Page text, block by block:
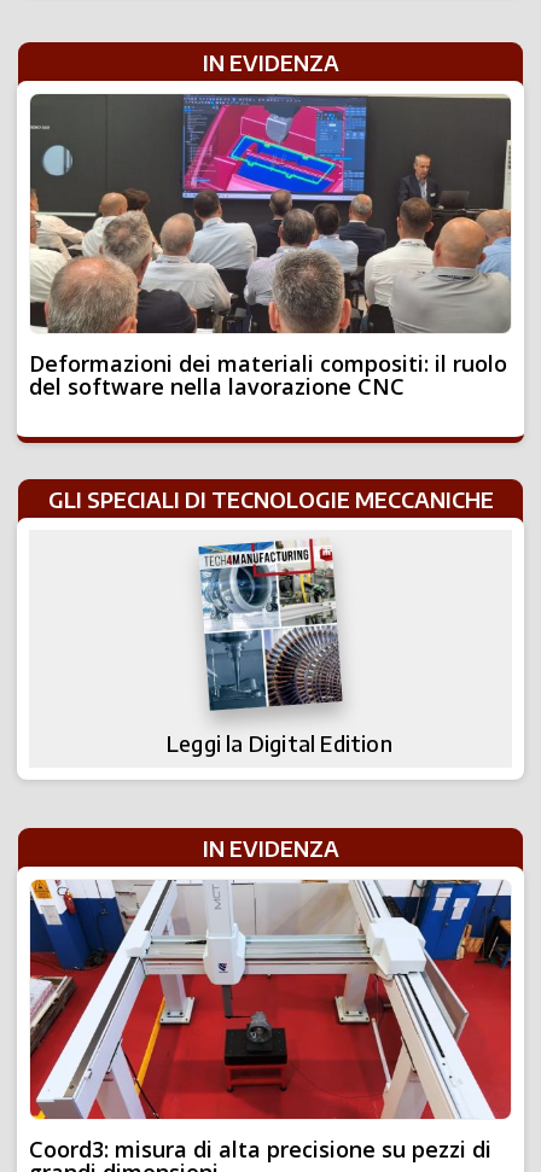
IN EVIDENZA
Deformazioni dei materiali compositi: il ruolo
del software nella lavorazione CNC
GLI SPECIALI DI TECNOLOGIE MECCANICHE
Leggi la Digital Edition
IN EVIDENZA
Coord3: misura di alta precisione su pezzi di